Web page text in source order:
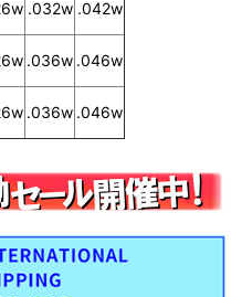
.032w .042w
.036w .046w
.036w .046w